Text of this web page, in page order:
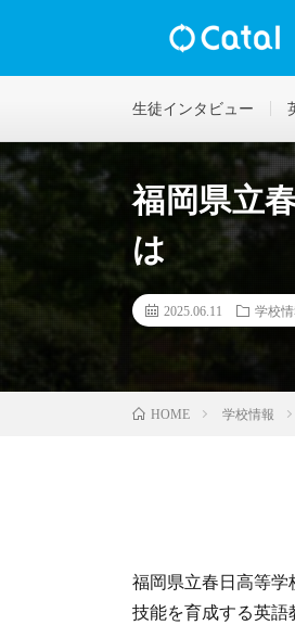
生徒インタビュー
福岡県立
は
2025.06.11 学校情
HOME 学校情報
福岡県立春日高等
技能を育成する英